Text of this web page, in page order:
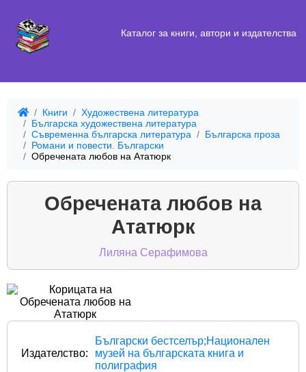
Каталог за книги, автори и издателства
Книги
Художествена литература
Българска художествена литература
Съвременна българска литература
Българска проза
Романи и повести. Български
Обречената любов на Ататюрк
Обречената любов на
Ататюрк
Лиляна Серафимова
Издателство:
Български бестселър;Национален
музей на българската книга и
полиграфия